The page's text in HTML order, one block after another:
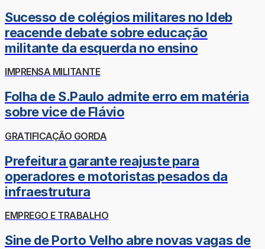
Sucesso de colégios militares no Ideb
reacende debate sobre educação
militante da esquerda no ensino
IMPRENSA MILITANTE
Folha de S.Paulo admite erro em matéria
sobre vice de Flávio
GRATIFICAÇÃO GORDA
Prefeitura garante reajuste para
operadores e motoristas pesados da
infraestrutura
EMPREGO E TRABALHO
Sine de Porto Velho abre novas vagas de